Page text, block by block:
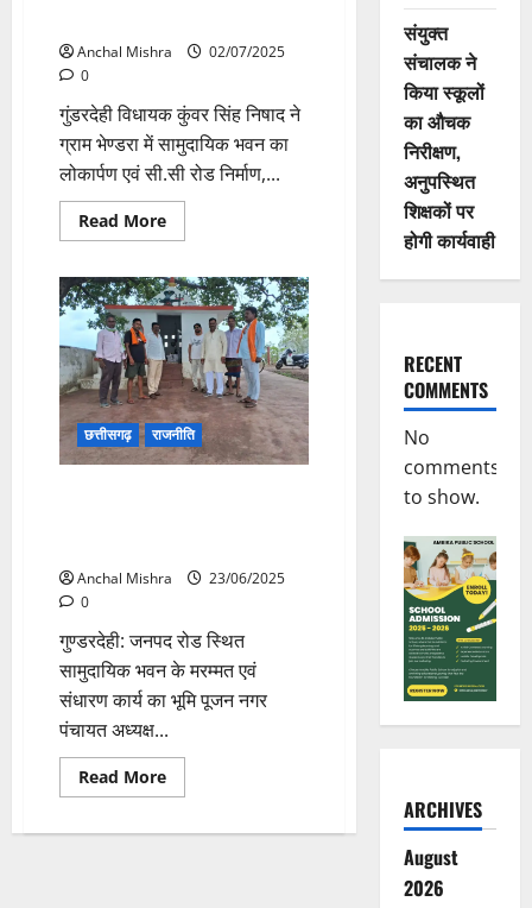
Anchal Mishra
02/07/2025
0
गुंडरदेही विधायक कुंवर सिंह निषाद ने
ग्राम भेण्डरा में सामुदायिक भवन का
लोकार्पण एवं सी.सी रोड निर्माण,...
Read MoreRead
more
कार्यों
का
लोकार्पण
एवं
भूमिपूजन,
विधायक
कुंवर
सिंह
निषाद
हुए
शामिल
छत्तीसगढ़ राजनीति
Anchal Mishra
23/06/2025
0
गुण्डरदेही: जनपद रोड स्थित
सामुदायिक भवन के मरम्मत एवं
संधारण कार्य का भूमि पूजन नगर
पंचायत अध्यक्ष...
Read MoreRead
more
भवन
संयुक्त
संचालक ने
किया स्कूलों
का औचक
निरीक्षण,
अनुपस्थित
शिक्षकों पर
होगी कार्यवाही
RECENT
COMMENTS
No
comments
to show.
ARCHIVES
August
2026